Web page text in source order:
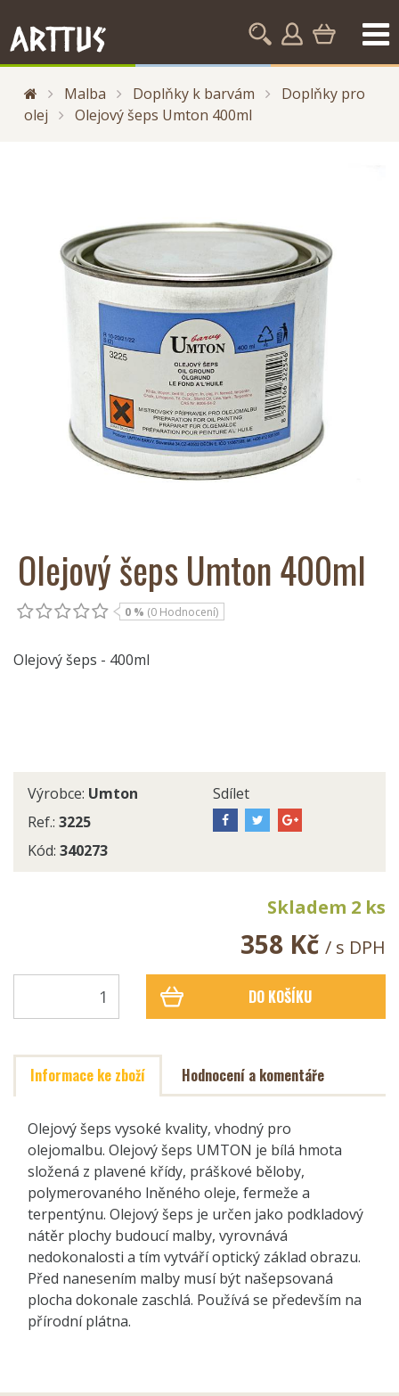
Malba Doplňky k barvám
Doplňky pro
olej
Olejový šeps Umton 400ml
Olejový šeps Umton 400ml
0 % (0 Hodnocení)
Olejový šeps - 400ml
Výrobce: Umton
Ref.: 3225
Kód: 340273
Sdílet
Skladem 2 ks
358 Kč / s DPH
DO KOŠÍKU
Informace ke zboží Hodnocení a komentáře
Olejový šeps vysoké kvality, vhodný pro
olejomalbu. Olejový šeps UMTON je bílá hmota
složená z plavené křídy, práškové běloby,
polymerovaného lněného oleje, fermeže a
terpentýnu. Olejový šeps je určen jako podkladový
nátěr plochy budoucí malby, vyrovnává
nedokonalosti a tím vytváří optický základ obrazu.
Před nanesením malby musí být našepsovaná
plocha dokonale zaschlá. Používá se především na
přírodní plátna.